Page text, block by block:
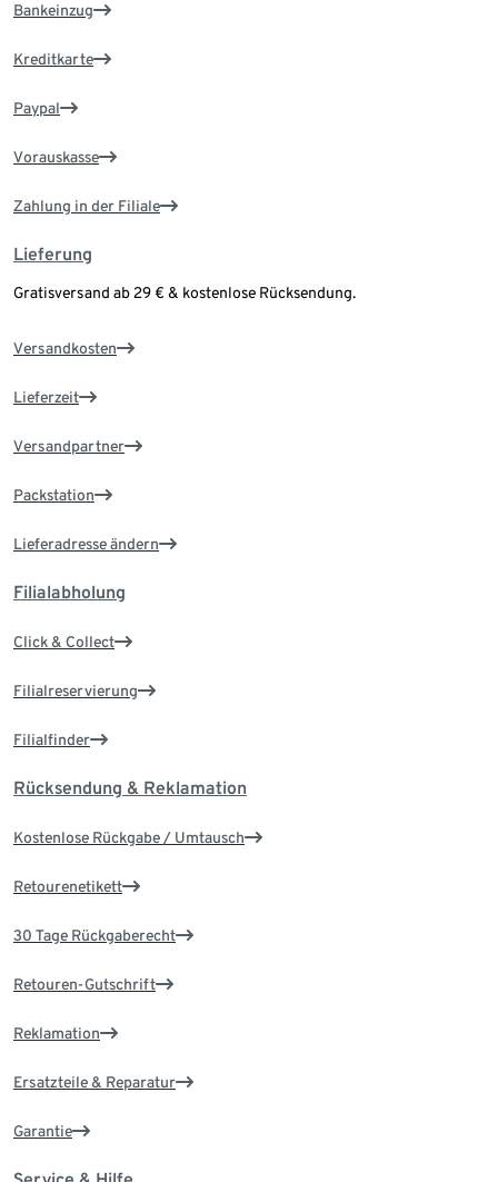
Bankeinzug
Kreditkarte
Paypal
Vorauskasse
Zahlung in der Filiale
Lieferung
Gratisversand ab 29 € & kostenlose Rücksendung.
Versandkosten
Lieferzeit
Versandpartner
Packstation
Lieferadresse ändern
Filialabholung
Click & Collect
Filialreservierung
Filialfinder
Rücksendung & Reklamation
Kostenlose Rückgabe / Umtausch
Retourenetikett
30 Tage Rückgaberecht
Retouren-Gutschrift
Reklamation
Ersatzteile & Reparatur
Garantie